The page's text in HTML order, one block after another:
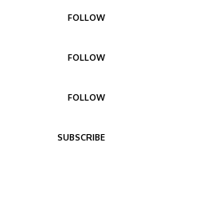
FOLLOW
FOLLOW
FOLLOW
SUBSCRIBE